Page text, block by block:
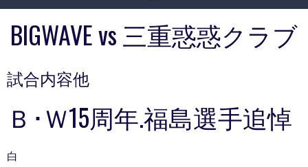
BIGWAVE vs 三重惑惑クラブ
試合内容他
Ｂ･Ｗ15周年.福島選手追悼
白